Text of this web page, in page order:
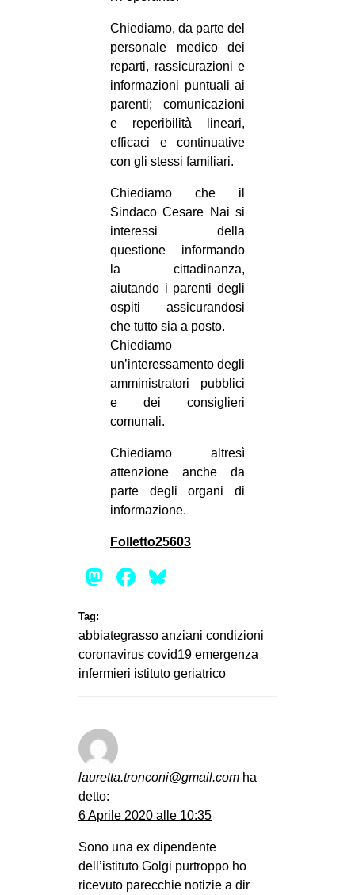
Chiediamo, da parte del
personale medico dei
reparti, rassicurazioni e
informazioni puntuali ai
parenti; comunicazioni
e reperibilità lineari,
efficaci e continuative
con gli stessi familiari.
Chiediamo che il
Sindaco Cesare Nai si
interessi della
questione informando
la cittadinanza,
aiutando i parenti degli
ospiti assicurandosi
che tutto sia a posto.
Chiediamo
un’interessamento degli
amministratori pubblici
e dei consiglieri
comunali.
Chiediamo altresì
attenzione anche da
parte degli organi di
informazione.
Folletto25603
Mastodon
Facebook
Tag:
abbiategrasso anziani condizioni
coronavirus covid19 emergenza
infermieri istituto geriatrico
lauretta.tronconi@gmail.com ha
detto:
6 Aprile 2020 alle 10:35
Sono una ex dipendente
dell’istituto Golgi purtroppo ho
ricevuto parecchie notizie a dir